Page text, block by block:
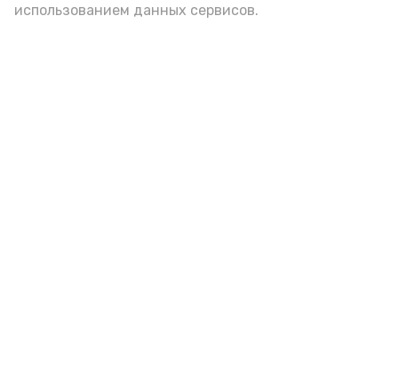
использованием данных сервисов.
помола. Есть икру следует в первой